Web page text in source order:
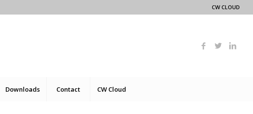
CW CLOUD
Downloads Contact CW Cloud